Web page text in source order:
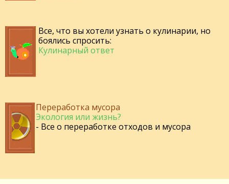
Все, что вы хотели узнать о кулинарии, но
боялись спросить:
Кулинарный ответ
Переработка мусора
Экология или жизнь?
- Все о переработке отходов и мусора